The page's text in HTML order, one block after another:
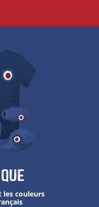
les couleurs